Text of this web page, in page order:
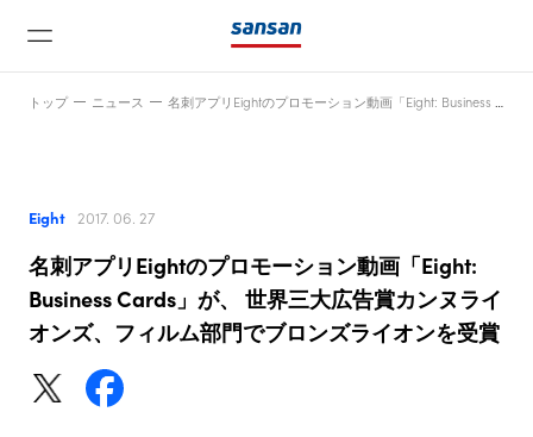
ニュース
サービス
トップ ニュース
Eight 2017. 06. 27
名刺アプリEightのプロモーション動画「Eight:
Business Cards」が、 世界三大広告賞カンヌライ
オンズ、フィルム部門でブロンズライオンを受賞